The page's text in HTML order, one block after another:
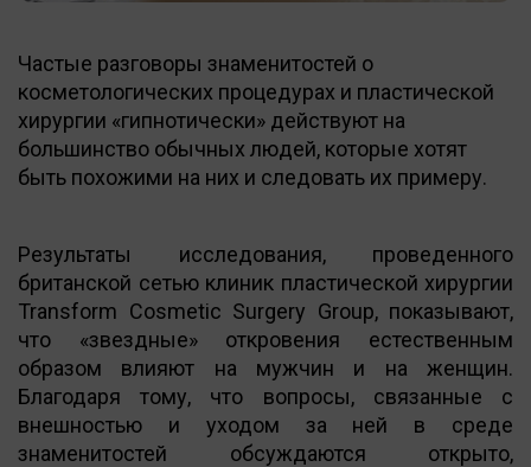
Частые разговоры знаменитостей о
косметологических процедурах и пластической
хирургии «гипнотически» действуют на
большинство обычных людей, которые хотят
быть похожими на них и следовать их примеру.
Результаты исследования, проведенного
британской сетью клиник пластической хирургии
Transform Cosmetic Surgery Group, показывают,
что «звездные» откровения естественным
образом влияют на мужчин и на женщин.
Благодаря тому, что вопросы, связанные с
внешностью и уходом за ней в среде
знаменитостей обсуждаются открыто,